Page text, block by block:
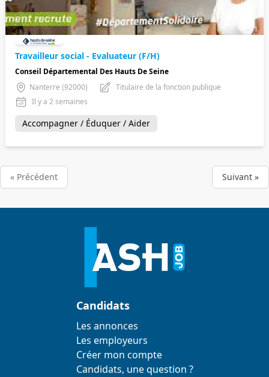
Travailleur social - Evaluateur (F/H)
Conseil Départemental Des Hauts De Seine
Nanterre (92000)
Titulaire de la fonction publique
Il y a 2 semaines
Accompagner / Éduquer / Aider
« Précédent Suivant »
Candidats
Les annonces
Les employeurs
Créer mon compte
Candidats, une question ?